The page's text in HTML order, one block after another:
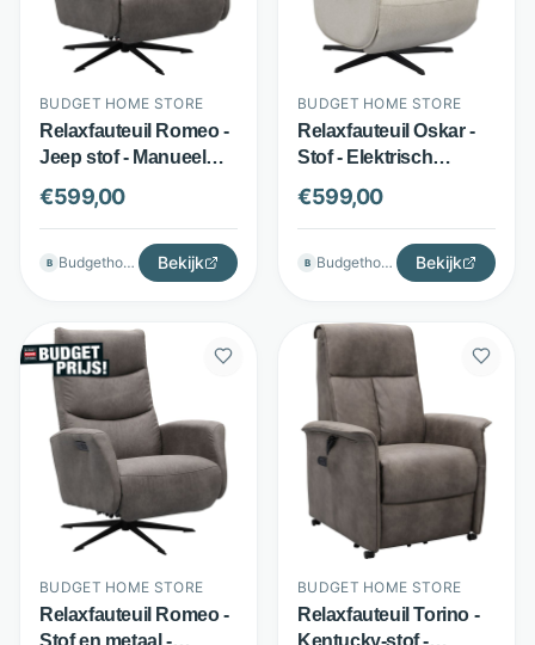
BUDGET HOME STORE
Relaxfauteuil Romeo -
Jeep stof - Manueel
verstelbaar en
draaibaar - Antraciet -
Budget Home Store
€599,00
B Budgethomestore Bekijk
BUDGET HOME STORE
Relaxfauteuil Oskar -
Stof - Elektrisch
verstelbaar - Beige -
Budget Home Store
€599,00
B Budgethomestore Bekijk
BUDGET HOME STORE
Relaxfauteuil Romeo -
Stof en metaal -
BUDGET HOME STORE
Relaxfauteuil Torino -
Kentucky-stof -